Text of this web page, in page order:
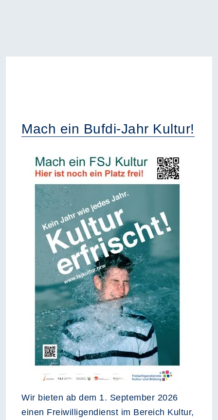
Mach ein Bufdi-Jahr Kultur!
Wir bieten ab dem 1. September 2026
einen Freiwilligendienst im Bereich Kultur,